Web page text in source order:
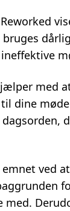
med
dine
ved